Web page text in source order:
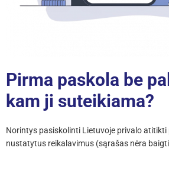
Pirma paskola be
kam ji suteikiama?
Norintys pasiskolinti Lietuvoje privalo atitikti
nustatytus reikalavimus (sąrašas nėra